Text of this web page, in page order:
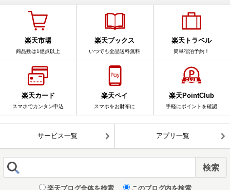
楽天市場
商品数は1億点以上
楽天ブックス
いつでも全品送料無料
楽天トラベル
簡単宿泊予約！
楽天カード
スマホでカンタン申込
楽天ペイ
スマホをお財布に
楽天PointClub
手軽にポイントを確認
サービス一覧 アプリ一覧
楽天ブログ全体を検索 このブログ内を検索